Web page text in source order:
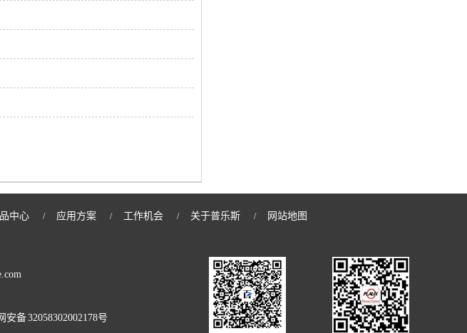
中心 / 应用方案 / 工作机会 / 关于普乐斯 / 网站地图
安备 32058302002178号